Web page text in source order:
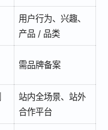
用户行为、兴趣、
产品 / 品类
需品牌备案
站内全场景、站外
合作平台